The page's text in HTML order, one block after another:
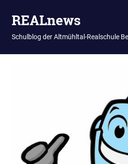
REALnews
Schulblog der Altmühltal-Realschule